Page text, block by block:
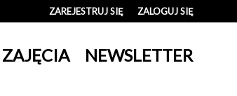
ZAREJESTRUJ SIĘ ZALOGUJ SIĘ
ZAJĘCIA NEWSLETTER